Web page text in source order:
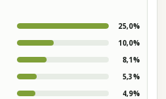
25,0%
10,0%
8,1%
5,3%
4,9%